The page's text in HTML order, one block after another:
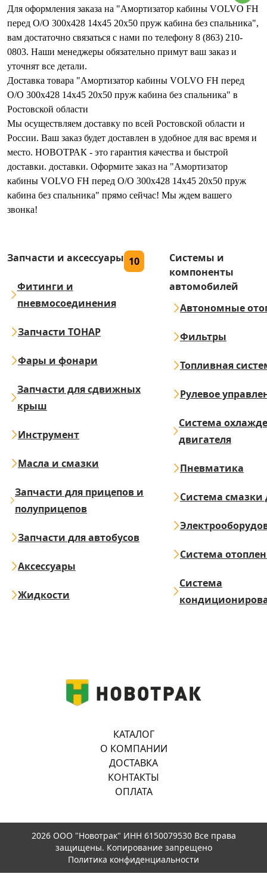
Для оформления заказа на "Амортизатор кабины VOLVO FH
перед O/O 300х428 14х45 20х50 пруж кабина без спальника",
вам достаточно связаться с нами по телефону 8 (863) 210-
0803. Наши менеджеры обязательно примут ваш заказ и
уточнят все детали.
Доставка товара "Амортизатор кабины VOLVO FH перед
O/O 300х428 14х45 20х50 пруж кабина без спальника" в
Ростовской области
Мы осуществляем доставку по всей Ростовской области и
России. Ваш заказ будет доставлен в удобное для вас время и
место. НОВОТРАК - это гарантия качества и быстрой
доставки. доставки. Оформите заказ на "Амортизатор
кабины VOLVO FH перед O/O 300х428 14х45 20х50 пруж
кабина без спальника" прямо сейчас! Мы ждем вашего
звонка!
Запчасти и аксессуары 10
Фитинги и
пневмосоединения
Запчасти ТОНАР
Фары и фонари
Запчасти для сдвижных
крыш
Инструмент
Масла и смазки
Запчасти для прицепов и
полуприцепов
Запчасти для автобусов
Аксессуары
Жидкости
Системы и
компоненты
автомобилей
Автономные
Фильтры
Топливная
Рулевое
Система
двигателя
Пневматика
Система смазки
Система
Система
КАТАЛОГ
О КОМПАНИИ
ДОСТАВКА
КОНТАКТЫ
ОПЛАТА
2026 ООО "Новотрак" ИНН 6150079530 Все права
защищены. Копирование запрещено
Политика конфиденциальности